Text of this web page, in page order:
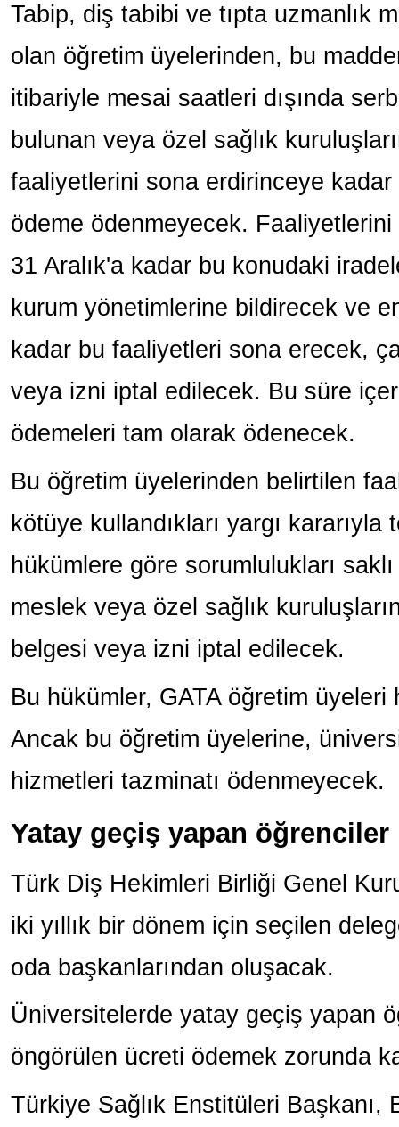
Tabip, diş tabibi ve tıpta uzmanlık
olan öğretim üyelerinden, bu
itibariyle mesai saatleri dışında
bulunan veya özel sağlık
faaliyetlerini sona erdirinceye
ödeme ödenmeyecek.
31 Aralık'a kadar bu konudaki
kurum yönetimlerine bildirecek ve
kadar bu faaliyetleri sona erecek,
veya izni iptal edilecek. Bu süre
ödemeleri tam olarak ödenecek.
Bu öğretim üyelerinden belirtilen
kötüye kullandıkları yargı
hükümlere göre sorumlulukları
meslek veya özel sağlık
belgesi veya izni iptal edilecek.
Bu hükümler, GATA öğretim üyeleri
Ancak bu öğretim üyelerine,
hizmetleri tazminatı ödenmeyecek.
Yatay geçiş yapan öğrenciler
Türk Diş Hekimleri Birliği Genel
iki yıllık bir dönem için seçilen
oda başkanlarından oluşacak.
Üniversitelerde yatay geçiş yapan
öngörülen ücreti ödemek zorunda
Türkiye Sağlık Enstitüleri Başkanı,